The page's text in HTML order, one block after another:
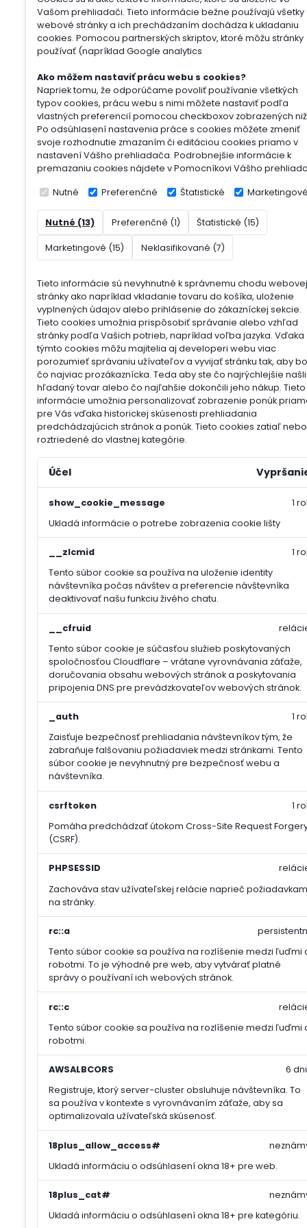
Vašom prehliadači. Tieto informácie bežne používajú všetky
webové stránky a ich prechádzaním dochádza k ukladaniu
cookies. Pomocou partnerských skriptov, ktoré môžu stránky
používať (napríklad Google analytics
Ako môžem nastaviť prácu webu s cookies?
Napriek tomu, že odporúčame povoliť používanie všetkých
typov cookies, prácu webu s nimi môžete nastaviť podľa
vlastných preferencií pomocou checkboxov zobrazených
Po odsúhlasení nastavenia práce s cookies môžete zmeniť
svoje rozhodnutie zmazaním či editáciou cookies priamo v
nastavení Vášho prehliadača. Podrobnejšie informácie k
premazaniu cookies nájdete v Pomocníkovi Vášho
Nutné Preferenčné Štatistické Marketingové
Nutné (13) Preferenčné (1) Štatistické (15)
Marketingové (15) Neklasifikované (7)
Tieto informácie sú nevyhnutné k správnemu chodu webovej
stránky ako napríklad vkladanie tovaru do košíka, uloženie
vyplnených údajov alebo prihlásenie do zákazníckej sekcie.
Tieto cookies umožnia prispôsobiť správanie alebo vzhľad
stránky podľa Vašich potrieb, napríklad voľba jazyka. Vďaka
týmto cookies môžu majitelia aj developeri webu viac
porozumieť správaniu užívateľov a vyvijať stránku tak, aby
čo najviac prozákaznícka. Teda aby ste čo najrýchlejšie našli
hľadaný tovar alebo čo najľahšie dokončili jeho nákup. Tieto
informácie umožnia personalizovať zobrazenie ponúk
pre Vás vďaka historickej skúsenosti prehliadania
predchádzajúcich stránok a ponúk. Tieto cookies zatiaľ
roztriedené do vlastnej kategórie.
Účel
show_cookie_message
Ukladá informácie o potrebe zobrazenia cookie lišty
1
__zlcmid
Tento súbor cookie sa používa na uloženie identity
návštevníka počas návštev a preferencie návštevníka
deaktivovať našu funkciu živého chatu.
1
__cfruid
Tento súbor cookie je súčasťou služieb poskytovaných
spoločnosťou Cloudflare – vrátane vyrovnávania záťaže,
doručovania obsahu webových stránok a poskytovania
pripojenia DNS pre prevádzkovateľov webových stránok.
_auth
Zaisťuje bezpečnosť prehliadania návštevníkov tým, že
zabraňuje falšovaniu požiadaviek medzi stránkami. Tento
súbor cookie je nevyhnutný pre bezpečnosť webu a
návštevníka.
1
csrftoken
Pomáha predchádzať útokom Cross-Site Request
(CSRF).
1
PHPSESSID
Zachováva stav užívateľskej relácie naprieč
na stránky.
rc::a
Tento súbor cookie sa používa na rozlíšenie medzi ľuďmi
robotmi. To je výhodné pre web, aby vytvárať platné
správy o používaní ich webových stránok.
rc::c
Tento súbor cookie sa používa na rozlíšenie medzi ľuďmi
robotmi.
AWSALBCORS
Registruje, ktorý server-cluster obsluhuje návštevníka. To
sa používa v kontexte s vyrovnávaním záťaže, aby sa
optimalizovala užívateľská skúsenosť.
6
18plus_allow_access#
Ukladá informáciu o odsúhlasení okna 18+ pre web.
18plus_cat#
Ukladá informáciu o odsúhlasení okna 18+ pre kategóriu.